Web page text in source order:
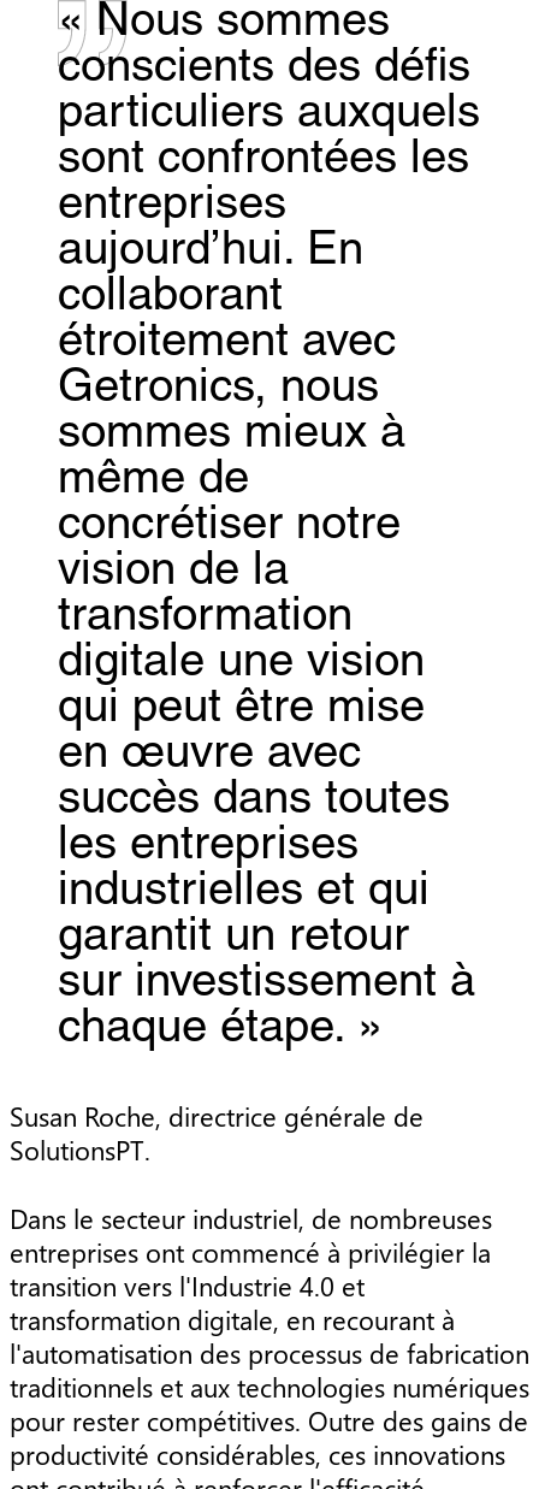
« Nous sommes
conscients des défis
particuliers auxquels
sont confrontées les
entreprises
aujourd’hui. En
collaborant
étroitement avec
Getronics, nous
sommes mieux à
même de
concrétiser notre
vision de la
transformation
digitale une vision
qui peut être mise
en œuvre avec
succès dans toutes
les entreprises
industrielles et qui
garantit un retour
sur investissement à
chaque étape. »
Susan Roche, directrice générale de
SolutionsPT.
Dans le secteur industriel, de nombreuses
entreprises ont commencé à privilégier la
transition vers l'Industrie 4.0 et
transformation digitale, en recourant à
l'automatisation des processus de fabrication
traditionnels et aux technologies numériques
pour rester compétitives. Outre des gains de
productivité considérables, ces innovations